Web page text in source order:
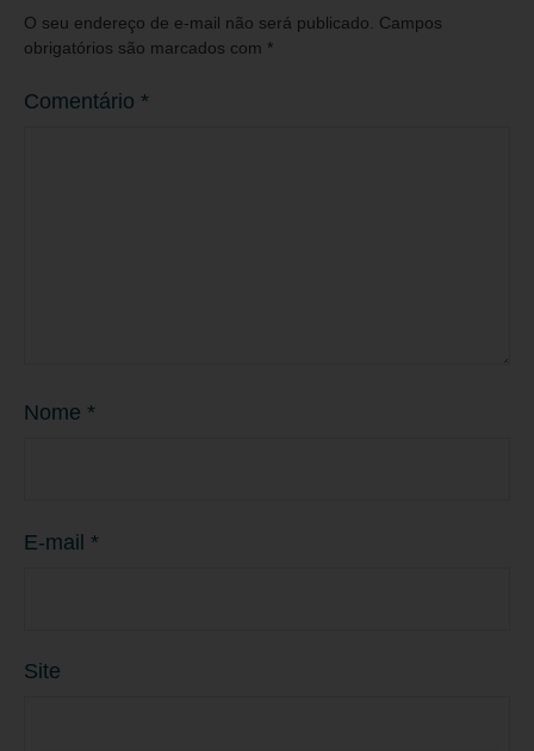
O seu endereço de e-mail não será publicado.
Campos
obrigatórios são marcados com *
Comentário *
Nome *
E-mail *
Site